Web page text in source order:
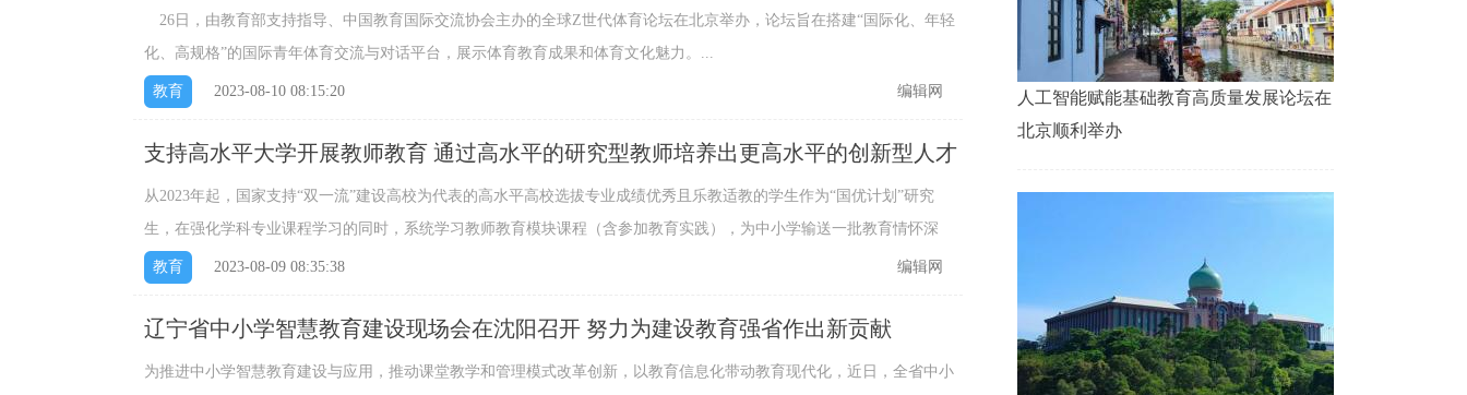
26日，由教育部支持指导、中国教育国际交流协会主办的全球Z世代体育论坛在北京举办，论坛旨在搭建“国际化、年轻
化、高规格”的国际青年体育交流与对话平台，展示体育教育成果和体育文化魅力。...
教育 2023-08-10 08:15:20 编辑网
支持高水平大学开展教师教育 通过高水平的研究型教师培养出更高水平的创新型人才
从2023年起，国家支持“双一流”建设高校为代表的高水平高校选拔专业成绩优秀且乐教适教的学生作为“国优计划”研究
生，在强化学科专业课程学习的同时，系统学习教师教育模块课程（含参加教育实践），为中小学输送一批教育情怀深
厚、专业素养卓越、教学基本功扎实的优秀教师。...
教育 2023-08-09 08:35:38 编辑网
辽宁省中小学智慧教育建设现场会在沈阳召开 努力为建设教育强省作出新贡献
为推进中小学智慧教育建设与应用，推动课堂教学和管理模式改革创新，以教育信息化带动教育现代化，近日，全省中小
人工智能赋能基础教育高质量发展论坛在
北京顺利举办